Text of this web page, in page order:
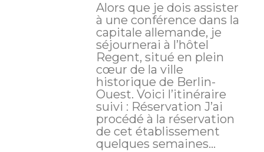
Alors que je dois assister
à une conférence dans la
capitale allemande, je
séjournerai à l’hôtel
Regent, situé en plein
cœur de la ville
historique de Berlin-
Ouest. Voici l’itinéraire
suivi : Réservation J’ai
procédé à la réservation
de cet établissement
quelques semaines...